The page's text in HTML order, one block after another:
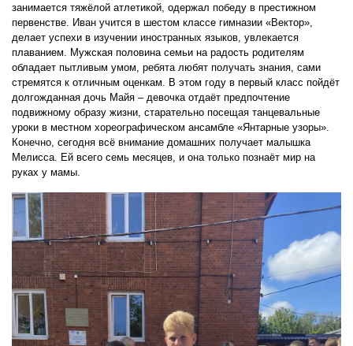
занимается тяжёлой атлетикой, одержал победу в престижном
первенстве. Иван учится в шестом классе гимназии «Вектор»,
делает успехи в изучении иностранных языков, увлекается
плаванием. Мужская половина семьи на радость родителям
обладает пытливым умом, ребята любят получать знания, сами
стремятся к отличным оценкам. В этом году в первый класс пойдёт
долгожданная дочь Майя – девочка отдаёт предпочтение
подвижному образу жизни, старательно посещая танцевальные
уроки в местном хореографическом ансамбле «Янтарные узоры».
Конечно, сегодня всё внимание домашних получает малышка
Мелисса. Ей всего семь месяцев, и она только познаёт мир на
руках у мамы.